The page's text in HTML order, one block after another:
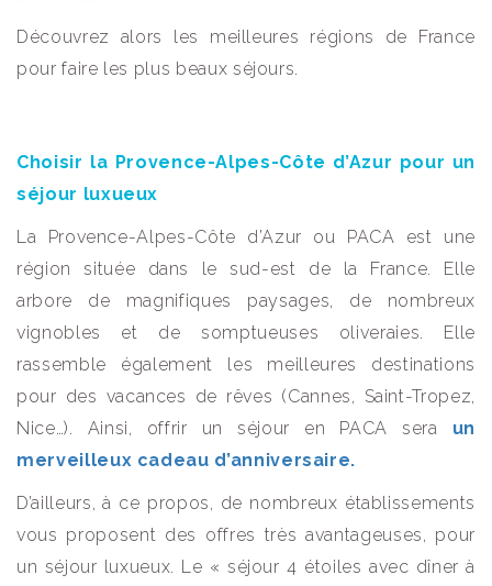
Découvrez alors les meilleures régions de France
pour faire les plus beaux séjours.
Choisir la Provence-Alpes-Côte d’Azur pour un
séjour luxueux
La Provence-Alpes-Côte d’Azur ou PACA est une
région située dans le sud-est de la France. Elle
arbore de magnifiques paysages, de nombreux
vignobles et de somptueuses oliveraies. Elle
rassemble également les meilleures destinations
pour des vacances de rêves (Cannes, Saint-Tropez,
Nice…). Ainsi, offrir un séjour en PACA sera un
merveilleux cadeau d’anniversaire.
D’ailleurs, à ce propos, de nombreux établissements
vous proposent des offres très avantageuses, pour
un séjour luxueux. Le « séjour 4 étoiles avec dîner à